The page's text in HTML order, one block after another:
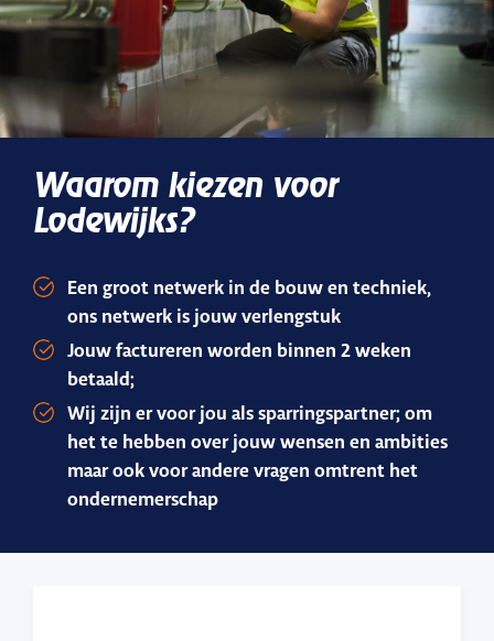
Waarom kiezen voor
Lodewijks?
Een groot netwerk in de bouw en techniek,
ons netwerk is jouw verlengstuk
Jouw factureren worden binnen 2 weken
betaald;
Wij zijn er voor jou als sparringspartner; om
het te hebben over jouw wensen en ambities
maar ook voor andere vragen omtrent het
ondernemerschap